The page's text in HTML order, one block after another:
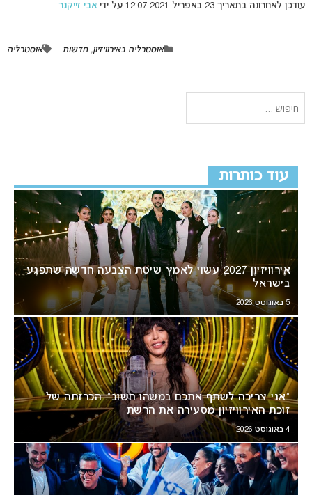
עודכן לאחרונה בתאריך 23 באפריל 2021 12:07 על ידי אבי זייקנר
אוסטרליה באירוויזיון,חדשות אוסטרליה
עוד כותרות
אירוויזיון 2027 עשוי לאמץ שיטת הצבעה חדשה שתפגע
בישראל
5 באוגוסט 2026
“אני צריכה לשתף אתכם במשהו חשוב”: הכרזתה של
זוכת האירוויזיון מסעירה את הרשת
4 באוגוסט 2026